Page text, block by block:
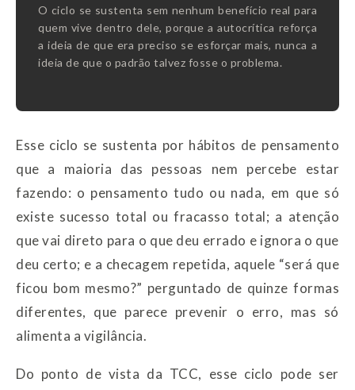
O ciclo se sustenta sem nenhum benefício real para
quem vive dentro dele, porque a autocrítica reforça
a ideia de que era preciso se esforçar mais, nunca a
ideia de que o padrão talvez fosse o problema.
Esse ciclo se sustenta por hábitos de pensamento
que a maioria das pessoas nem percebe estar
fazendo: o pensamento tudo ou nada, em que só
existe sucesso total ou fracasso total; a atenção
que vai direto para o que deu errado e ignora o que
deu certo; e a checagem repetida, aquele “será que
ficou bom mesmo?” perguntado de quinze formas
diferentes, que parece prevenir o erro, mas só
alimenta a vigilância.
Do ponto de vista da TCC, esse ciclo pode ser